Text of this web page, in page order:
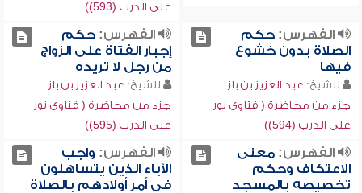
على الدرب (593))
الفهرس:حكم
الصلاة بدون خشوع
فيها
للشيخ: عبد العزيز بن باز
جزء من محاضرة ( فتاوى نور
على الدرب (594))
الفهرس:حكم
إجبار الفتاة على الزواج
من رجل لا تريده
للشيخ: عبد العزيز بن باز
جزء من محاضرة ( فتاوى نور
على الدرب (595))
الفهرس:معنى
الاعتكاف وحكم
تخصيصه بالمسجد
الفهرس: واجب
الآباء الذين يتساهلون
في أمر أولادهم بالصلاة